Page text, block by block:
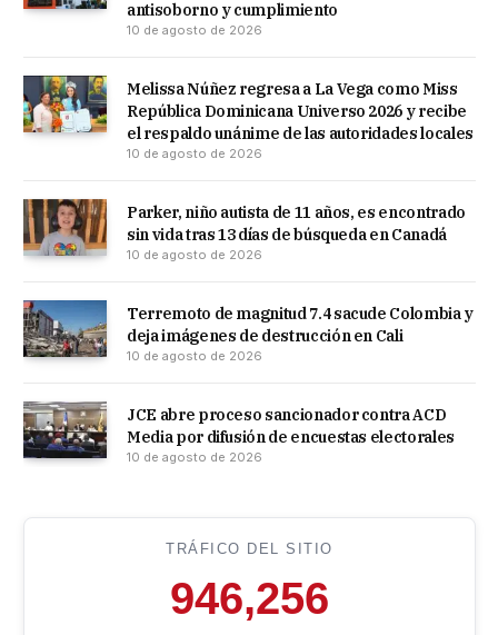
antisoborno y cumplimiento
10 de agosto de 2026
Melissa Núñez regresa a La Vega como Miss
República Dominicana Universo 2026 y recibe
el respaldo unánime de las autoridades locales
10 de agosto de 2026
Parker, niño autista de 11 años, es encontrado
sin vida tras 13 días de búsqueda en Canadá
10 de agosto de 2026
Terremoto de magnitud 7.4 sacude Colombia y
deja imágenes de destrucción en Cali
10 de agosto de 2026
JCE abre proceso sancionador contra ACD
Media por difusión de encuestas electorales
10 de agosto de 2026
TRÁFICO DEL SITIO
946,256